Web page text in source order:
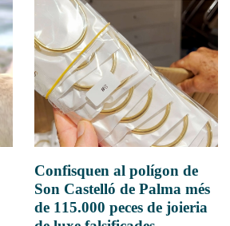
Confisquen al polígon de
Son Castelló de Palma més
de 115.000 peces de joieria